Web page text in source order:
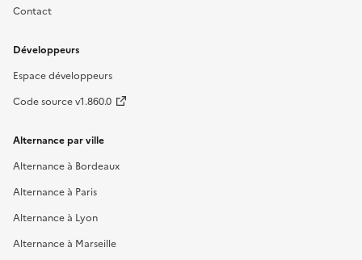
Contact
Développeurs
Espace développeurs
Code source v1.860.0
Alternance par ville
Alternance à Bordeaux
Alternance à Paris
Alternance à Lyon
Alternance à Marseille